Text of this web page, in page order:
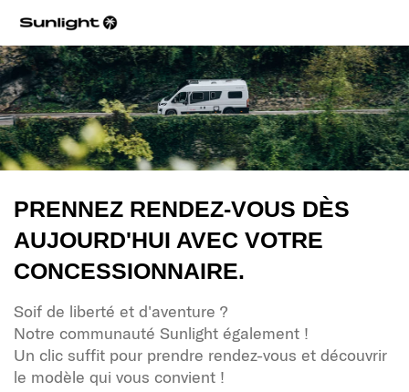
PRENNEZ RENDEZ-VOUS DÈS
AUJOURD'HUI AVEC VOTRE
CONCESSIONNAIRE.
Soif de liberté et d'aventure ?
Notre communauté Sunlight également !
Un clic suffit pour prendre rendez-vous et découvrir
le modèle qui vous convient !